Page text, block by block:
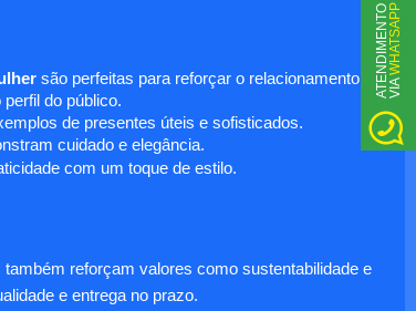
são perfeitas para reforçar o relacionamento
do público.
de presentes úteis e sofisticados.
cuidado e elegância.
com um toque de estilo.
reforçam valores como sustentabilidade e
e entrega no prazo.
A
TE
N
D
I
M
E
N
T
O
V
I
AWHATSAPP